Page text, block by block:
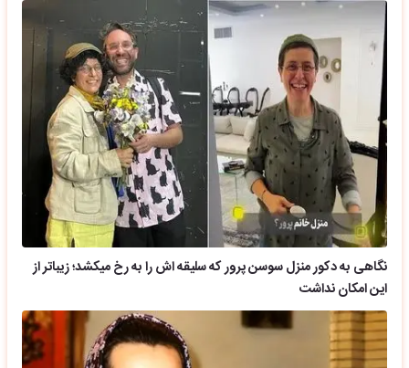
نگاهی به دکور منزل سوسن پرور که سلیقه اش را به رخ میکشد؛ زیباتر از
این امکان نداشت